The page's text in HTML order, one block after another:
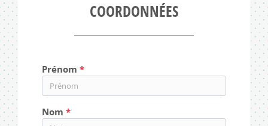
COORDONNÉES
Prénom
Nom